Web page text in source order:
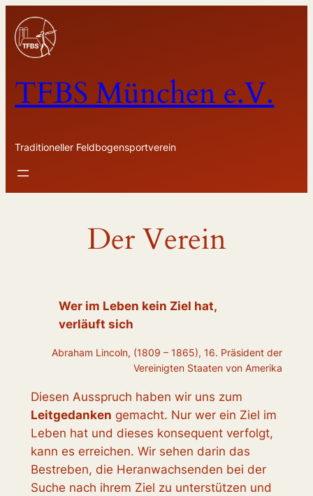
Zum
Inhalt
springen
TFBS München e.V.
Traditioneller Feldbogensportverein
Der Verein
Wer im Leben kein Ziel hat,
verläuft sich
Abraham Lincoln, (1809 – 1865), 16. Präsident der
Vereinigten Staaten von Amerika
Diesen Ausspruch haben wir uns zum
Leitgedanken gemacht. Nur wer ein Ziel im
Leben hat und dieses konsequent verfolgt,
kann es erreichen. Wir sehen darin das
Bestreben, die Heranwachsenden bei der
Suche nach ihrem Ziel zu unterstützen und